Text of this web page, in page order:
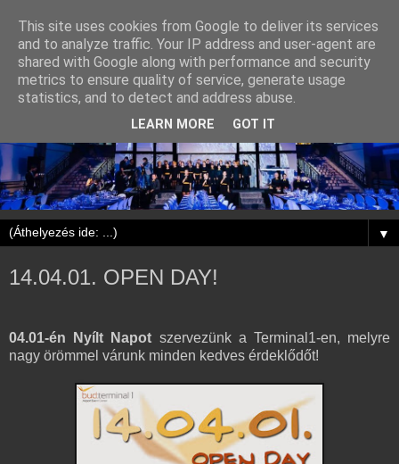
▼
14.04.01. OPEN DAY!
04.01-én Nyílt Napot szervezünk a Terminal1-en, melyre
nagy örömmel várunk minden kedves érdeklődőt!
This site uses cookies from Google to deliver its services
and to analyze traffic. Your IP address and user-agent are
shared with Google along with performance and security
metrics to ensure quality of service, generate usage
statistics, and to detect and address abuse.
LEARN MORE GOT IT